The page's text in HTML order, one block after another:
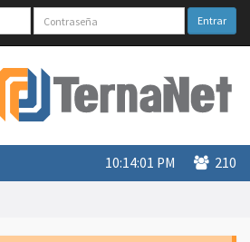
Entrar
210
10:14:01 PM